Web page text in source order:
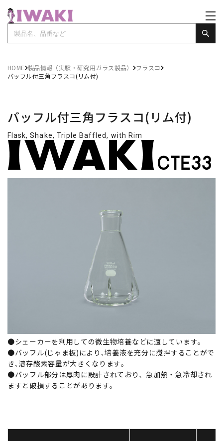
HOME 製品情報（実験・研究用ガラス製品）
フラスコ
バッフル付三角フラスコ(リム付)
バッフル付三角フラスコ(リム付)
Flask, Shake, Triple Baffled, with Rim
●シェーカーを利用しての微生物培養などに適しています｡
●バッフル(じゃま板)により､培養液を充分に撹拌することがで
き､溶存酸素容量が大きくなります｡
●バッフル部分は厚肉に設計されており、急加熱・急冷却され
ますと破損することがあります。